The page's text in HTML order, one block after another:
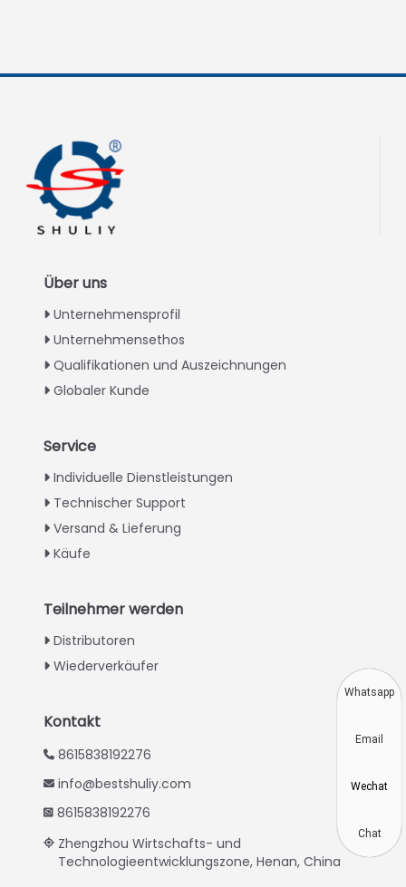
Über uns
Unternehmensprofil
Unternehmensethos
Qualifikationen und Auszeichnungen
Globaler Kunde
Service
Individuelle Dienstleistungen
Technischer Support
Versand & Lieferung
Käufe
Teilnehmer werden
Distributoren
Wiederverkäufer
Kontakt
8615838192276
info@bestshuliy.com
8615838192276
Zhengzhou Wirtschafts- und
Technologieentwicklungszone, Henan, China
Russian
Chinese
Japanese
Urdu
Greek
Italian
Whatsapp
Email
Wechat
Chat